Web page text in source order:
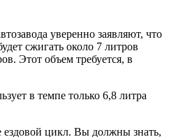
уверенно заявляют, что
сжигать около 7 литров
Этот объем требуется, в
в темпе только 6,8 литра
ездовой цикл. Вы должны знать,